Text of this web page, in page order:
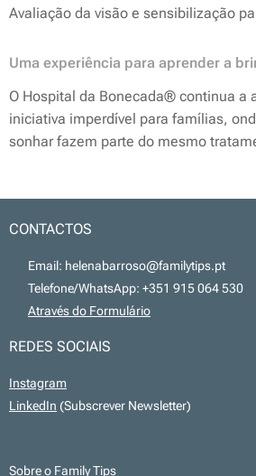
Avaliação da visão e sensibilização
Uma experiência para aprender a
O Hospital da Bonecada® continua a
iniciativa imperdível para famílias,
sonhar fazem parte do mesmo
CONTACTOS
📧 Email: helenabarroso@familytips.pt
📞 Telefone/WhatsApp: +351 915 064 530
Através do Formulário
REDES SOCIAIS
Instagram
LinkedIn (Subscrever Newsletter)
Sobre o Family Tips